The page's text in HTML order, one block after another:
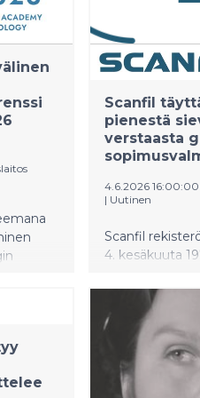
ja sitä voidaan
Scanfil
pienestä
verstaasta
4.6.2026 16:00:00
| Uutinen
Scanfil
4. kesäkuuta
veljensä
Pohjanmaalla.
ensimmäisiin
mutta
suunnan